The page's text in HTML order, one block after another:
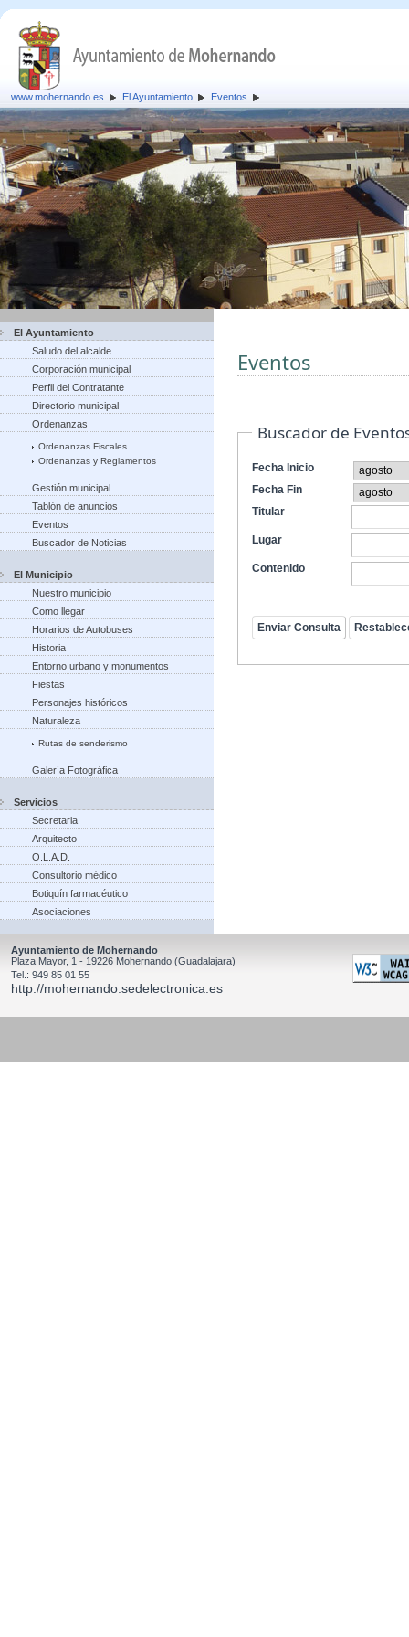
www.mohernando.es El Ayuntamiento Eventos
El Ayuntamiento
Saludo del alcalde
Corporación municipal
Perfil del Contratante
Directorio municipal
Ordenanzas
Ordenanzas Fiscales
Ordenanzas y Reglamentos
Gestión municipal
Tablón de anuncios
Eventos
Buscador de Noticias
El Municipio
Nuestro municipio
Como llegar
Horarios de Autobuses
Historia
Entorno urbano y monumentos
Fiestas
Personajes históricos
Naturaleza
Rutas de senderismo
Galería Fotográfica
Servicios
Secretaria
Arquitecto
O.L.A.D.
Consultorio médico
Botiquín farmacéutico
Asociaciones
Eventos
Buscador de
Fecha Inicio
Fecha Fin
Titular
Lugar
Contenido
Ayuntamiento de Mohernando
Plaza Mayor, 1 - 19226 Mohernando (Guadalajara)
Tel.: 949 85 01 55
http://mohernando.sedelectronica.es